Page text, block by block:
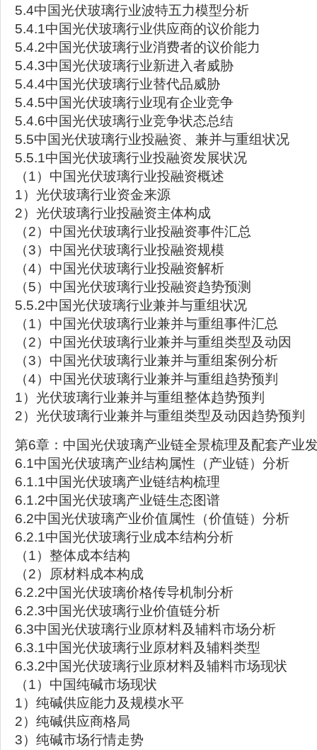
5.4中国光伏玻璃行业波特五力模型分析
5.4.1中国光伏玻璃行业供应商的议价能力
5.4.2中国光伏玻璃行业消费者的议价能力
5.4.3中国光伏玻璃行业新进入者威胁
5.4.4中国光伏玻璃行业替代品威胁
5.4.5中国光伏玻璃行业现有企业竞争
5.4.6中国光伏玻璃行业竞争状态总结
5.5中国光伏玻璃行业投融资、兼并与重组状况
5.5.1中国光伏玻璃行业投融资发展状况
（1）中国光伏玻璃行业投融资概述
1）光伏玻璃行业资金来源
2）光伏玻璃行业投融资主体构成
（2）中国光伏玻璃行业投融资事件汇总
（3）中国光伏玻璃行业投融资规模
（4）中国光伏玻璃行业投融资解析
（5）中国光伏玻璃行业投融资趋势预测
5.5.2中国光伏玻璃行业兼并与重组状况
（1）中国光伏玻璃行业兼并与重组事件汇总
（2）中国光伏玻璃行业兼并与重组类型及动因
（3）中国光伏玻璃行业兼并与重组案例分析
（4）中国光伏玻璃行业兼并与重组趋势预判
1）光伏玻璃行业兼并与重组整体趋势预判
2）光伏玻璃行业兼并与重组类型及动因趋势预判
第6章：中国光伏玻璃产业链全景梳理及配套产业
6.1中国光伏玻璃产业结构属性（产业链）分析
6.1.1中国光伏玻璃产业链结构梳理
6.1.2中国光伏玻璃产业链生态图谱
6.2中国光伏玻璃产业价值属性（价值链）分析
6.2.1中国光伏玻璃行业成本结构分析
（1）整体成本结构
（2）原材料成本构成
6.2.2中国光伏玻璃价格传导机制分析
6.2.3中国光伏玻璃行业价值链分析
6.3中国光伏玻璃行业原材料及辅料市场分析
6.3.1中国光伏玻璃行业原材料及辅料类型
6.3.2中国光伏玻璃行业原材料及辅料市场现状
（1）中国纯碱市场现状
1）纯碱供应能力及规模水平
2）纯碱供应商格局
3）纯碱市场行情走势